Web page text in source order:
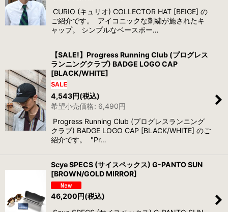
CURIO (キュリオ) COLLECTOR HAT [BEIGE] の
ご紹介です。 アイコニックな刺繍が施されたキ
ャップ。 シンプルなベースボー…
【SALE!】Progress Running Club (プログレス
ランニングクラブ) BADGE LOGO CAP
[BLACK/WHITE]
4,543円(税込)
希望小売価格: 6,490円
Progress Running Club (プログレスランニング
クラブ) BADGE LOGO CAP [BLACK/WHITE] のご
紹介です。 "Pr…
Scye SPECS (サイスペックス) G-PANTO SUN
[BROWN/GOLD MIRROR]
46,200円(税込)